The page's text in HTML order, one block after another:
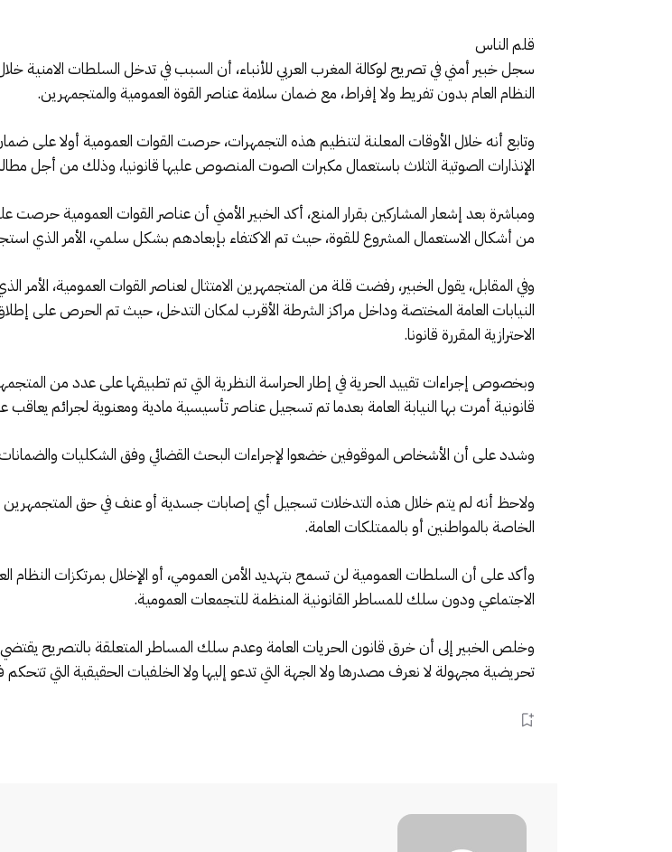
قلم الناس
سجل خبير أمني في تصريح لوكالة المغرب العربي للأنباء، أن السبب في تدخل السلطات الامنية
النظام العام بدون تفريط ولا إفراط، مع ضمان سلامة عناصر القوة العمومية والمتجمهرين.
وتابع أنه خلال الأوقات المعلنة لتنظيم هذه التجمهرات، حرصت القوات العمومية أولا على
الإنذارات الصوتية الثلاث باستعمال مكبرات الصوت المنصوص عليها قانونيا، وذلك من أجل
ومباشرة بعد إشعار المشاركين بقرار المنع، أكد الخبير الأمني أن عناصر القوات
من أشكال الاستعمال المشروع للقوة، حيث تم الاكتفاء بإبعادهم بشكل سلمي، الأمر الذي
وفي المقابل، يقول الخبير، رفضت قلة من المتجمهرين الامتثال لعناصر القوات العمومية،
النيابات العامة المختصة وداخل مراكز الشرطة الأقرب لمكان التدخل، حيث تم الحرص على
الاحترازية المقررة قانونا.
وبخصوص إجراءات تقييد الحرية في إطار الحراسة النظرية التي تم تطبيقها على عدد من
قانونية أمرت بها النيابة العامة بعدما تم تسجيل عناصر تأسيسية مادية ومعنوية لجرائم
وشدد على أن الأشخاص الموقوفين خضعوا لإجراءات البحث القضائي وفق الشكليات والضمانات
ولاحظ أنه لم يتم خلال هذه التدخلات تسجيل أي إصابات جسدية أو عنف في حق المتجمهرين أو
الخاصة بالمواطنين أو بالممتلكات العامة.
وأكد على أن السلطات العمومية لن تسمح بتهديد الأمن العمومي، أو الإخلال بمرتكزات
الاجتماعي ودون سلك للمساطر القانونية المنظمة للتجمعات العمومية.
وخلص الخبير إلى أن خرق قانون الحريات العامة وعدم سلك المساطر المتعلقة بالتصريح
تحريضية مجهولة لا نعرف مصدرها ولا الجهة التي تدعو إليها ولا الخلفيات الحقيقية التي تتحكم